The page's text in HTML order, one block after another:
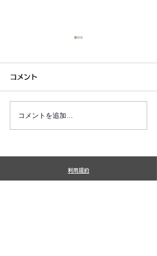
6月7月即興漫才公開いた
コメント
コメントを追加…
利用規約